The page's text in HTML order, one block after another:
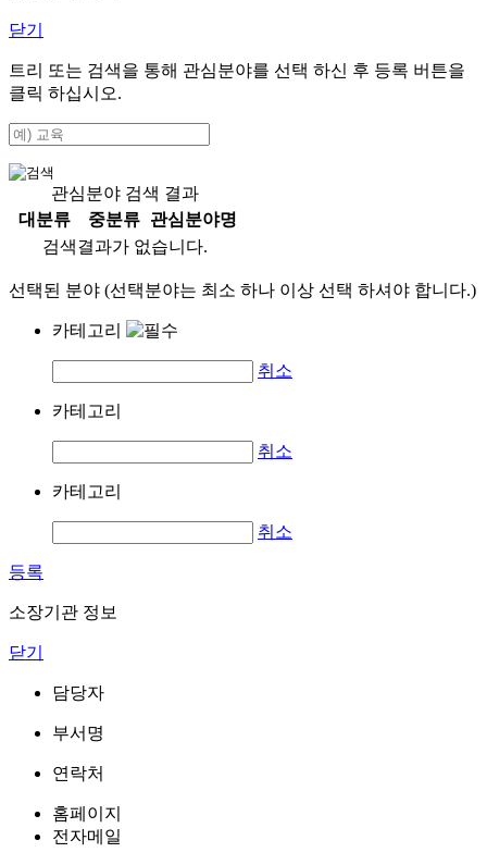
닫기
트리 또는 검색을 통해 관심분야를 선택 하신 후 등록 버튼을
클릭 하십시오.
관심분야 검색 결과
대분류
중분류
관심분야명
검색결과가 없습니다.
선택된 분야 (선택분야는 최소 하나 이상 선택 하셔야 합니다.)
카테고리
취소
카테고리
취소
카테고리
취소
등록
소장기관 정보
닫기
담당자
부서명
연락처
홈페이지
전자메일